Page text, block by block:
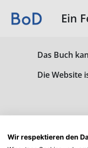
Ein
Das Buch
Die Website
Wir respektieren den